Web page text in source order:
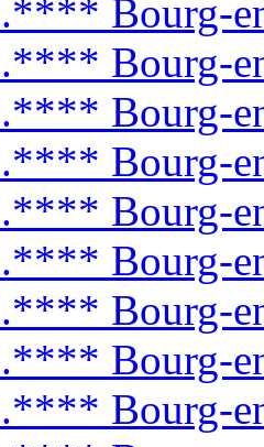
Bourg-
Bourg-
Bourg-
Bourg-
Bourg-
Bourg-
Bourg-
Bourg-
Bourg-